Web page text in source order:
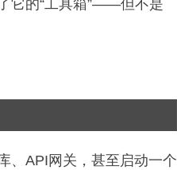
它的“工具箱”——但不是
、API网关，甚至启动一个